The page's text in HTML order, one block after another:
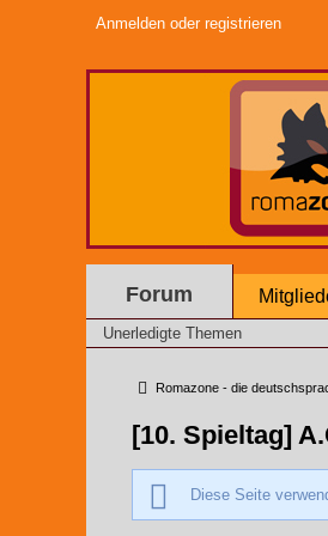
Anmelden oder registrieren
Forum
Unerledigte Themen
Romazone - die
[10. Spieltag]
Diese Seite